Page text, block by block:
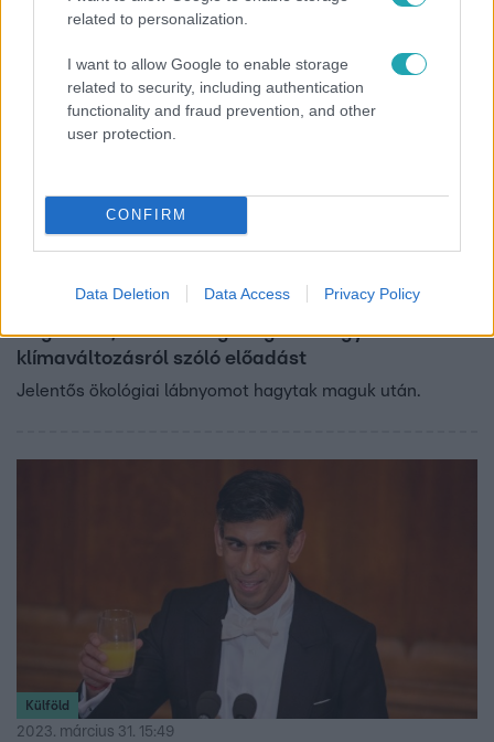
related to personalization.
I want to allow Google to enable storage
related to security, including authentication
functionality and fraud prevention, and other
user protection.
CONFIRM
Data Deletion Data Access Privacy Policy
Harry és Meghan magángéppel repült a Karib-
szigetekre, miután meghallgattak egy
klímaváltozásról szóló előadást
Jelentős ökológiai lábnyomot hagytak maguk után.
Külföld
2023. március 31. 15:49